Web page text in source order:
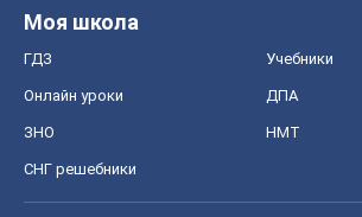
Моя школа
ГДЗ Учебники
Онлайн уроки ДПА
ЗНО НМТ
СНГ решебники